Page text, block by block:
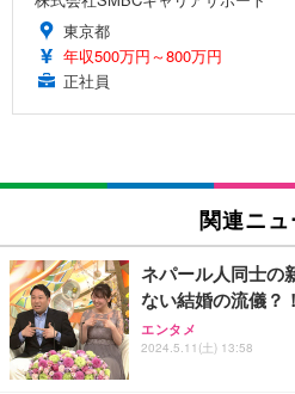
東京都
年収500万円～800万円
正社員
関連ニュ
ネパール人同士の
ない結婚の流儀？！
エンタメ
2024.5.11(土) 13:58